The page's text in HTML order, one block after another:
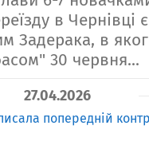
в Чернівці
Задерака, в
30 червня...
27.04.2026
попередній